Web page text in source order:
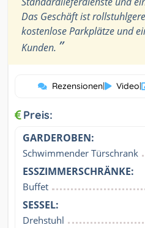
Das Geschäft ist
kostenlose Parkplätze und
Kunden. ”
Rezensionen| Video|
Preis:
GARDEROBEN:
Schwimmender Türschrank
ESSZIMMERSCHRÄNKE:
Buffet
SESSEL:
Drehstuhl